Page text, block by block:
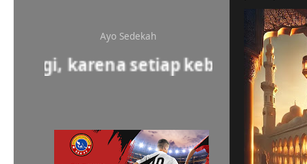
Ayo Sedekah
karena setiap kebaikan akan